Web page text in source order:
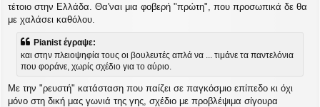
υ
σ
η
τέτοιο στην Ελλάδα. Θα'ναι μια φοβερή "πρώτη", που προσωπικά δε θα
με χαλάσει καθόλου.
Pianist έγραψε:
και στην πλειοψηφία τους οι βουλευτές απλά να ... τιμάνε τα παντελόνια
που φοράνε, χωρίς σχέδιο για το αύριο.
Με την "ρευστή" κατάσταση που παίζει σε παγκόσμιο επίπεδο κι όχι
μόνο στη δική μας γωνιά της γης, σχέδιο με προβλέψιμα σίγουρα